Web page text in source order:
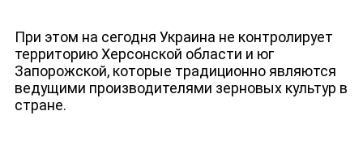
При этом на сегодня Украина не контролирует
территорию Херсонской области и юг
Запорожской, которые традиционно являются
ведущими производителями зерновых культур в
стране.